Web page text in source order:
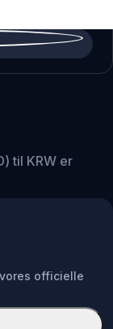
til KRW er
officielle